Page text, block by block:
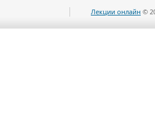
Лекции онлайн ©